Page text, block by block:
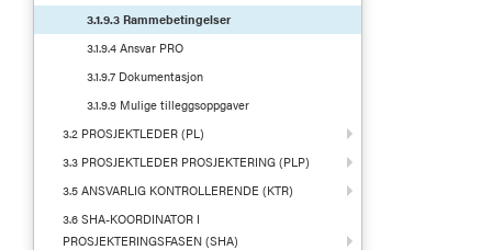
3.1.9.3 Rammebetingelser
3.1.9.4 Ansvar PRO
3.1.9.7 Dokumentasjon
3.1.9.9 Mulige tilleggsoppgaver
3.2 PROSJEKTLEDER (PL)
3.3 PROSJEKTLEDER PROSJEKTERING (PLP)
3.5 ANSVARLIG KONTROLLERENDE (KTR)
3.6 SHA-KOORDINATOR I
PROSJEKTERINGSFASEN (SHA)